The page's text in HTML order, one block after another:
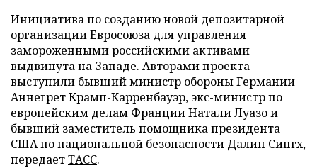
Инициатива по созданию новой депозитарной
организации Евросоюза для управления
замороженными российскими активами
выдвинута на Западе. Авторами проекта
выступили бывший министр обороны Германии
Аннегрет Крамп-Карренбауэр, экс-министр по
европейским делам Франции Натали Луазо и
бывший заместитель помощника президента
США по национальной безопасности Далип Сингх,
передаетТАСС.